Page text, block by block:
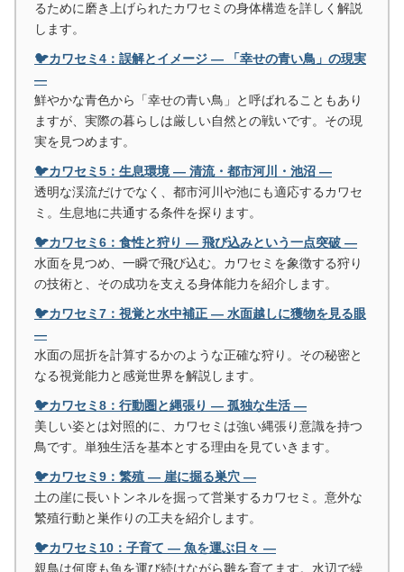
るために磨き上げられたカワセミの身体構造を詳しく解説
します。
🐦カワセミ4：誤解とイメージ ― 「幸せの青い鳥」の現実
―
鮮やかな青色から「幸せの青い鳥」と呼ばれることもあり
ますが、実際の暮らしは厳しい自然との戦いです。その現
実を見つめます。
🐦カワセミ5：生息環境 ― 清流・都市河川・池沼 ―
透明な渓流だけでなく、都市河川や池にも適応するカワセ
ミ。生息地に共通する条件を探ります。
🐦カワセミ6：食性と狩り ― 飛び込みという一点突破 ―
水面を見つめ、一瞬で飛び込む。カワセミを象徴する狩り
の技術と、その成功を支える身体能力を紹介します。
🐦カワセミ7：視覚と水中補正 ― 水面越しに獲物を見る眼
―
水面の屈折を計算するかのような正確な狩り。その秘密と
なる視覚能力と感覚世界を解説します。
🐦カワセミ8：行動圏と縄張り ― 孤独な生活 ―
美しい姿とは対照的に、カワセミは強い縄張り意識を持つ
鳥です。単独生活を基本とする理由を見ていきます。
🐦カワセミ9：繁殖 ― 崖に掘る巣穴 ―
土の崖に長いトンネルを掘って営巣するカワセミ。意外な
繁殖行動と巣作りの工夫を紹介します。
🐦カワセミ10：子育て ― 魚を運ぶ日々 ―
親鳥は何度も魚を運び続けながら雛を育てます。水辺で繰